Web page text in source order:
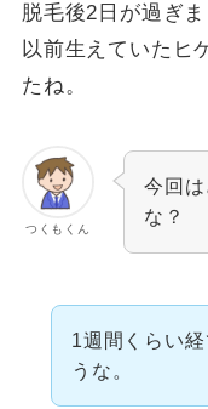
脱毛後2日が過ぎま
以前生えていたヒ
たね。
つくもくん
今回
な？
1週間くらい
うな。